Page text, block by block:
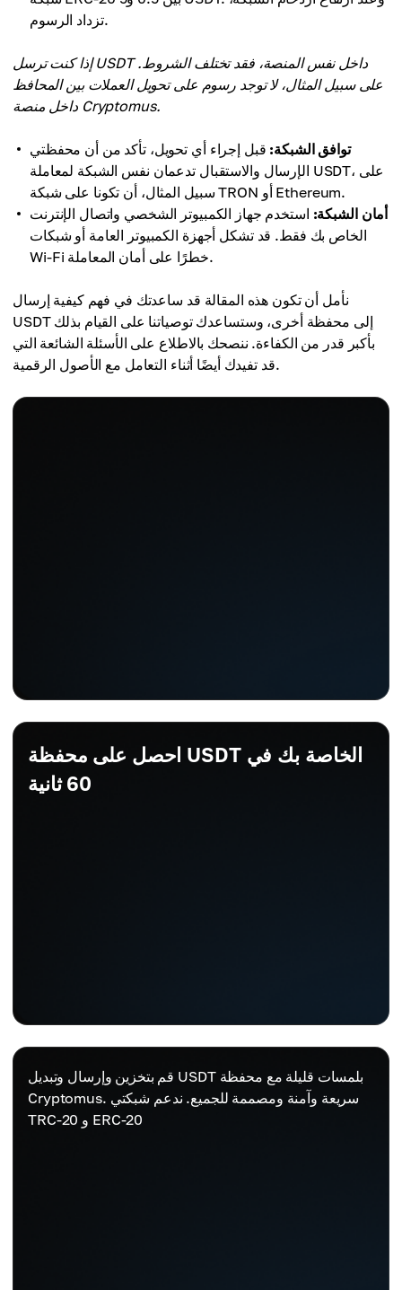
تزداد الرسوم.
إذا كنت ترسل USDT داخل نفس المنصة، فقد تختلف الشروط.
على سبيل المثال، لا توجد رسوم على تحويل العملات بين المحافظ
داخل منصة Cryptomus.
توافق الشبكة: قبل إجراء أي تحويل، تأكد من أن محفظتي
الإرسال والاستقبال تدعمان نفس الشبكة لمعاملة USDT، على
سبيل المثال، أن تكونا على شبكة TRON أو Ethereum.
أمان الشبكة: استخدم جهاز الكمبيوتر الشخصي واتصال الإنترنت
الخاص بك فقط. قد تشكل أجهزة الكمبيوتر العامة أو شبكات
Wi-Fi خطرًا على أمان المعاملة.
نأمل أن تكون هذه المقالة قد ساعدتك في فهم كيفية إرسال
USDT إلى محفظة أخرى، وستساعدك توصياتنا على القيام بذلك
بأكبر قدر من الكفاءة. ننصحك بالاطلاع على الأسئلة الشائعة التي
قد تفيدك أيضًا أثناء التعامل مع الأصول الرقمية.
احصل على محفظة USDT الخاصة بك في
60 ثانية
قم بتخزين وإرسال وتبديل USDT بلمسات قليلة مع محفظة
Cryptomus. سريعة وآمنة ومصممة للجميع. ندعم شبكتي
TRC-20 و ERC-20